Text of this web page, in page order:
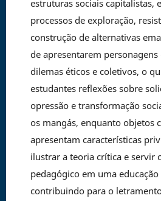
estruturas sociais capitalistas,
processos de exploração,
construção de alternativas
de apresentarem
dilemas éticos e coletivos, o
estudantes reflexões sobre
opressão e transformação
os mangás, enquanto objetos
apresentam características
ilustrar a teoria crítica e servir
pedagógico em uma
contribuindo para o